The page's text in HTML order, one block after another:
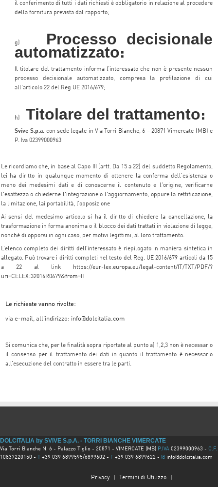
il conferimento di tutti i dati richiesti è obbligatorio in relazione al procedere
della fornitura prevista dal rapporto;
g) Processo decisionale
automatizzato:
Il titolare del trattamento informa l’interessato che non è presente nessun
processo decisionale automatizzato, compresa la profilazione di cui
all'articolo 22 del Reg UE 2016/679;
h) Titolare del trattamento:
Svive S.p.a. con sede legale in Via Torri Bianche, 6 – 20871 Vimercate (MB) e
P. Iva 02399000963
Le ricordiamo che, in base al Capo III (artt. Da 15 a 22) del suddetto Regolamento,
lei ha diritto in qualunque momento di ottenere la conferma dell'esistenza o
meno dei medesimi dati e di conoscerne il contenuto e l'origine, verificarne
l'esattezza o chiederne l'integrazione o l'aggiornamento, oppure la rettificazione,
la limitazione, lai portabilità, l’opposizione
Ai sensi del medesimo articolo si ha il diritto di chiedere la cancellazione, la
trasformazione in forma anonima o il blocco dei dati trattati in violazione di legge,
nonché di opporsi in ogni caso, per motivi legittimi, al loro trattamento.
L’elenco completo dei diritti dell’interessato è riepilogato in maniera sintetica in
allegato. Può trovare i diritti completi nel testo del Reg. UE 2016/679 articoli da 15
a 22 al link
https://eur-lex.europa.eu/legal-content/IT/TXT/PDF/?
uri=CELEX:32016R0679&from=IT
Le richieste vanno rivolte:
via e-mail, all'indirizzo: info@dolcitalia.com
Si comunica che, per le finalità sopra riportate al punto a) 1,2,3 non è necessario
il consenso per il trattamento dei dati in quanto il trattamento è necessario
all’esecuzione del contratto in essere tra le parti.
DOLCITALIA by SVIVE S.p.A. - TORRI BIANCHE VIMERCATE
Via Torri Bianche N. 6 - Palazzo Tiglio - 20871 - VIMERCATE (MB) P.IVA 02399000963 - C.F.
10837220150 -
+39 039 6899595/6899602 - F +39 039 6899622 - @ info@dolcitalia.com
Privacy Termini di Utilizzo